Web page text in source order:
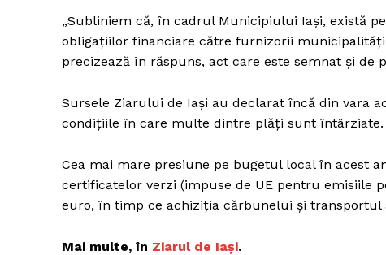
FREEDOM
ROMÂNIA
„Subliniem că, în cadrul Municipiului Iaşi, există
obligaţiilor financiare către furnizorii
precizează în răspuns, act care este semnat şi de
Sursele Ziarului de Iași au declarat încă din vara
condiţiile în care multe dintre plăţi sunt întârziate.
Cea mai mare presiune pe bugetul local în acest
certificatelor verzi (impuse de UE pentru emisiile
euro, în timp ce achiziţia cărbunelui şi transportul
Mai multe, în Ziarul de Iași.